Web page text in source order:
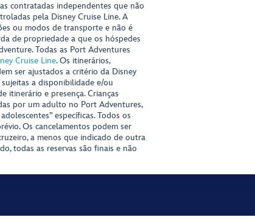
contratadas independentes que não
pela Disney Cruise Line. A
ou modos de transporte e não é
de propriedade a que os hóspedes
Todas as Port Adventures
Cruise Line. Os itinerários,
ser ajustados a critério da Disney
a disponibilidade e/ou
itinerário e presença. Crianças
por um adulto no Port Adventures,
específicas. Todos os
Os cancelamentos podem ser
a menos que indicado de outra
todas as reservas são finais e não